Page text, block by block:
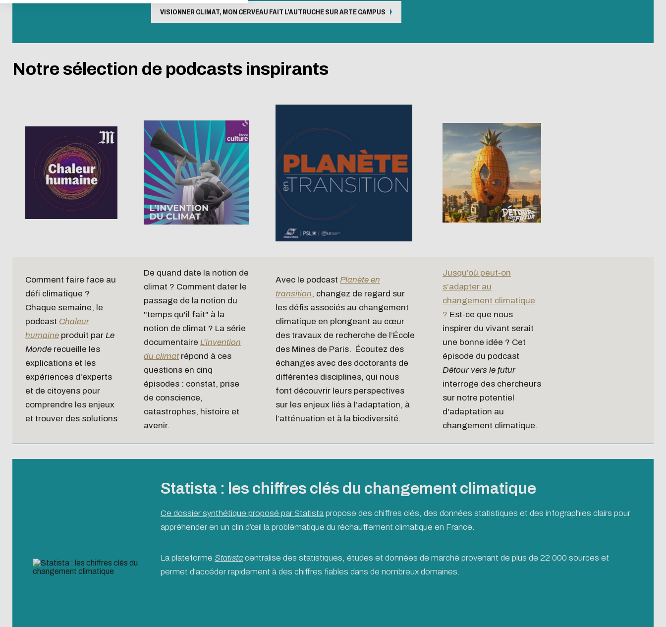
VISIONNER CLIMAT, MON CERVEAU FAIT L'AUTRUCHE SUR ARTE CAMPUS
Notre sélection de podcasts inspirants
Comment faire face au
défi climatique ?
Chaque semaine, le
podcast Chaleur
humaine produit par Le
Monde recueille les
explications et les
expériences d'experts
et de citoyens pour
comprendre les enjeux
et trouver des solutions
De quand date la notion de
climat ? Comment dater le
passage de la notion du
"temps qu'il fait" à la
notion de climat ? La série
documentaire L'invention
du climatrépond à ces
questions en cinq
épisodes : constat, prise
de conscience,
catastrophes, histoire et
avenir.
Avec le podcast Planète en
transition, changez de regard sur
les défis associés au changement
climatique en plongeant au cœur
des travaux de recherche de l’École
des Mines de Paris. Écoutez des
échanges avec des doctorants de
différentes disciplines, qui nous
font découvrir leurs perspectives
sur les enjeux liés à l’adaptation, à
l’atténuation et à la biodiversité.
Jusqu’où peut-on
s’adapter au
changement climatique
? Est-ce que nous
inspirer du vivant serait
une bonne idée ? Cet
épisode du podcast
Détour vers le futur
interroge des chercheurs
sur notre potentiel
d'adaptation au
changement climatique.
Statista : les chiffres clés du changement climatique
Ce dossier synthétique proposé par Statistapropose des chiffres clés, des données statistiques et des infographies clairs pour
appréhender en un clin d’œil la problématique du réchauffement climatique en France.
La plateforme Statistacentralise des statistiques, études et données de marché provenant de plus de 22 000 sources et
permet d'accéder rapidement à des chiffres fiables dans de nombreux domaines.